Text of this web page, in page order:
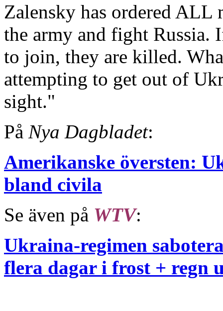
Zalensky has ordered ALL
the army and fight Russia.
to join, they are killed.
attempting to get out of
sight."
På Nya Dagbladet:
Amerikanske översten:
bland civila
Se även på WTV:
Ukraina-regimen
flera dagar i frost + regn